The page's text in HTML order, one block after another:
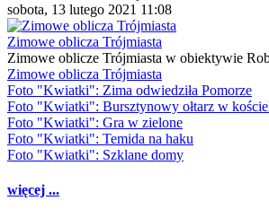
sobota, 13 lutego 2021 11:08
Zimowe oblicza Trójmiasta
Zimowe oblicze Trójmiasta w obiektywie
Zimowe oblicza Trójmiasta
Foto "Kwiatki": Zima odwiedziła Pomorze
Foto "Kwiatki": Bursztynowy ołtarz w
Foto "Kwiatki": Gra w zielone
Foto "Kwiatki": Temida na haku
Foto "Kwiatki": Szklane domy
więcej ...